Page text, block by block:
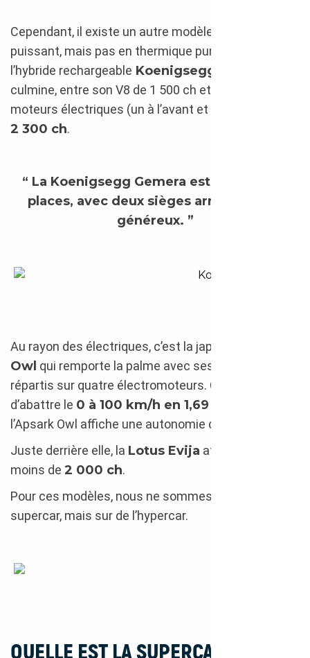
Cependant, il existe un autre modèle encore plus
puissant, mais pas en thermique pure. Il s’agit de
l’hybride rechargeable Koenigsegg Gemera
culmine, entre son V8 de 1 500 ch et ses deux
moteurs électriques (un à l’avant et un à l’arrière) à
2 300 ch.
“ La Koenigsegg Gemera est un coupé 4
places, avec deux sièges arrière plutôt
généreux. ”
Au rayon des électriques, c’est la japonaise
Owl qui remporte la palme avec ses
répartis sur quatre électromoteurs. Capable
d’abattre le 0 à 100 km/h en 1,69 seconde
l’Apsark Owl affiche une autonomie de 450 km.
Juste derrière elle, la Lotus Evija affiche pas
moins de 2 000 ch.
Pour ces modèles, nous ne sommes plus sur de la
supercar, mais sur de l’hypercar.
QUELLE EST LA SUPERCAR LA PLUS